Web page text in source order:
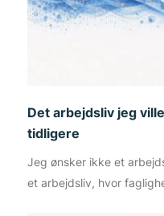
Det arbejdsliv jeg
tidligere
Jeg ønsker ikke et
et arbejdsliv, hvor